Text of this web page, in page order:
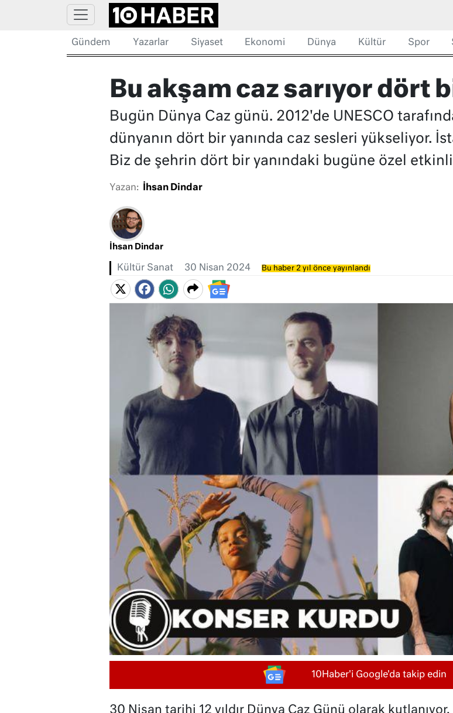
Gündem Yazarlar Siyaset Ekonomi Dünya Kültür Spor
Bu akşam caz sarıyor dört
Bugün Dünya Caz günü. 2012'de UNESCO
dünyanın dört bir yanında caz sesleri yükseliyor.
Biz de şehrin dört bir yanındaki bugüne özel
Yazan: İhsan Dindar
İhsan Dindar
Kültür Sanat 30 Nisan 2024 Bu haber 2 yıl önce yayınlandı
10Haber'i Google'da takip edin
30 Nisan tarihi 12 yıldır Dünya Caz Günü olarak kutlanıyor.